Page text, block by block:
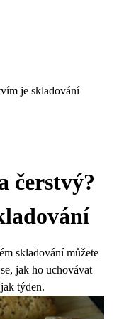
je skladování
čerstvý?
skladování můžete
jak ho uchovávat
týden.